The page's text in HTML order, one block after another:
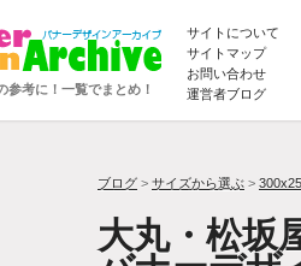
参考に！一覧でまとめ！
サイトについて
サイトマップ
お問い合わせ
運営者ブログ
ブログ > サイズから選ぶ >
大丸・松